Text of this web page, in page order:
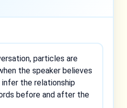
particles are
the speaker believes
the relationship
before and after the